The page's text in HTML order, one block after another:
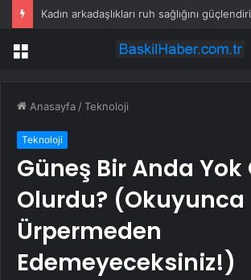
Kadın arkadaşlıkları ruh sağlığını
Menü
Anasayfa /Teknoloji
Teknoloji
Güneş Bir Anda Yok
Olurdu? (Okuyunca
Ürpermeden
Edemeyeceksiniz!)